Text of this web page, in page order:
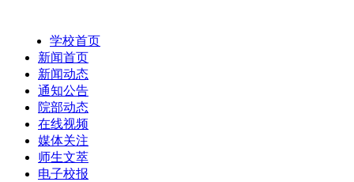
学校首页
新闻首页
新闻动态
通知公告
院部动态
在线视频
媒体关注
师生文萃
电子校报